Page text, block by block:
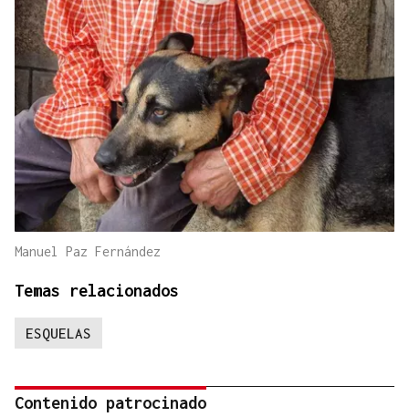
Manuel Paz Fernández
Temas relacionados
ESQUELAS
Contenido patrocinado